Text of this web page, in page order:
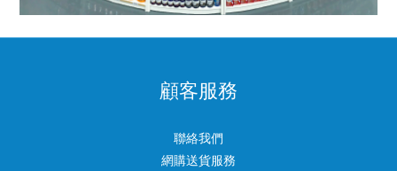
顧客服務
聯絡我們
網購送貨服務